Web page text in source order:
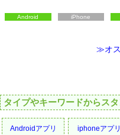
Android iPhone
≫オス
タイプやキーワードからス
Androidアプリ iphoneアプリ